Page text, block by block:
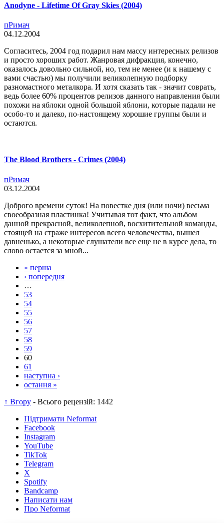
Anodyne - Lifetime Of Gray Skies (2004)
пРимач
04.12.2004
Согласитесь, 2004 год подарил нам массу интересных релизов
и просто хороших работ. Жанровая дифракция, конечно,
оказалось довольно сильной, но, тем не менее (и к нашему с
вами счастью) мы получили великолепную подборку
разномастного металкора. И хотя сказать так - значит соврать,
ведь более 60% процентов релизов данного направления были
похожи на яблоки одной большой яблони, которые падали не
особо-то и далеко, по-настоящему хорошие группы были и
остаются.
The Blood Brothers - Crimes (2004)
пРимач
03.12.2004
Доброго времени суток! На повестке дня (или ночи) весьма
своеобразная пластинка! Учитывая тот факт, что альбом
данной прекрасной, великолепной, восхитительной команды,
стоящей на страже интересов всего человечества, вышел
давненько, а некоторые слушатели все еще не в курсе дела, то
слово остается за мной...
« перша
‹ попередня
…
53
54
55
56
57
58
59
60
61
наступна ›
остання »
↑ Вгору - Всього рецензій: 1442
Підтримати Neformat
Facebook
Instagram
YouTube
TikTok
Telegram
X
Spotify
Bandcamp
Написати нам
Про Neformat